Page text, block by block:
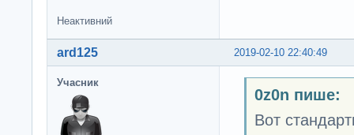
  }
}
Serial.write(
  return c;
}
        default:
//
if
Неактивний
2019-02-10 22:40:49
ard125
Учасник
0z0n пише:
Вот